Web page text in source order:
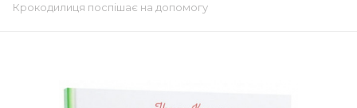
Крокодилиця поспішає на допомогу